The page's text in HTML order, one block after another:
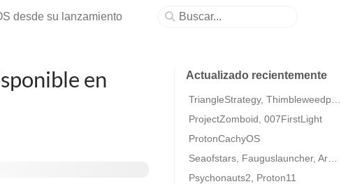
desde su lanzamiento
en
Actualizado recientemente
ProjectZomboid, 007FirstLight
ProtonCachyOS
Psychonauts2, Proton11